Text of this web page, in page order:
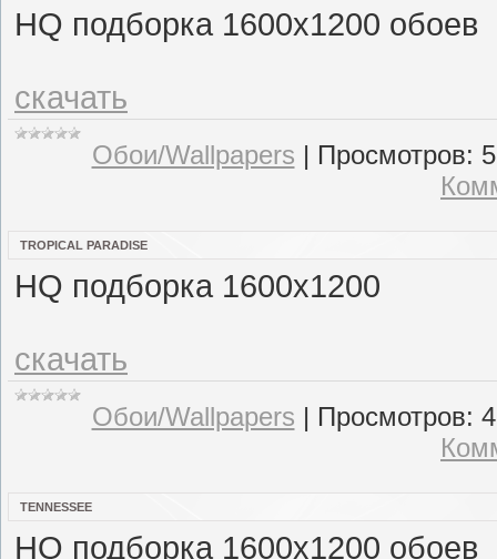
HQ подборка 1600x1200 обоев
скачать
Обои/Wallpapers | Просмотров:
TROPICAL PARADISE
HQ подборка 1600x1200
скачать
Обои/Wallpapers | Просмотров:
TENNESSEE
HQ подборка 1600x1200 обоев